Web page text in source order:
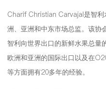
Charif Christian Carvajal是智利
洲、亚洲和中东市场总监。该协
智利向世界出口的新鲜水果总量
欧洲和亚洲的国际出口以及在
等方面拥有20多年的经验。